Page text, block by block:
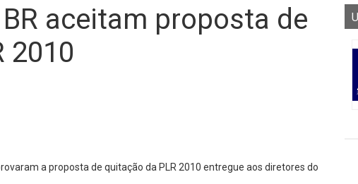
aceitam proposta de
2010
a proposta de quitação da PLR 2010 entregue aos diretores do